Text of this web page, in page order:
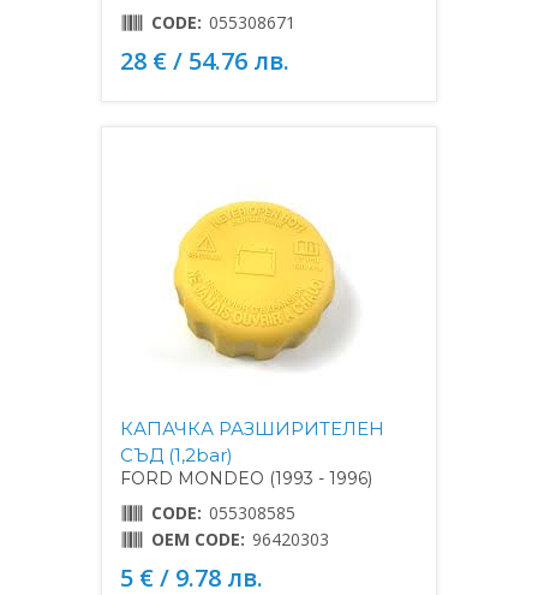
CODE: 055308671
28 € / 54.76 лв.
КАПАЧКА РАЗШИРИТЕЛЕН
СЪД (1,2bar)
FORD MONDEO (1993 - 1996)
CODE: 055308585
OEM CODE: 96420303
5 € / 9.78 лв.